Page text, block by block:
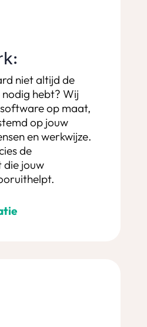
niet altijd de
hebt? Wij
op maat,
op jouw
en werkwijze.
de
jouw